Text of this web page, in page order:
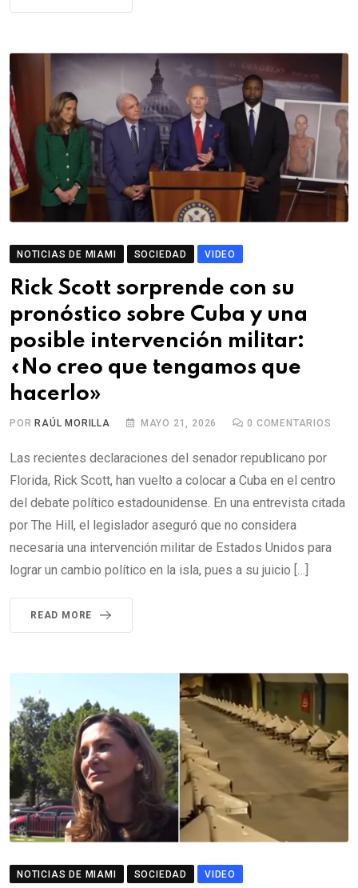
NOTICIAS DE MIAMI SOCIEDAD VIDEO
Rick Scott sorprende con su
pronóstico sobre Cuba y una
posible intervención militar:
«No creo que tengamos que
hacerlo»
POR RAÚL MORILLA MAYO 21, 2026 0 COMENTARIOS
Las recientes declaraciones del senador republicano por
Florida, Rick Scott, han vuelto a colocar a Cuba en el centro
del debate político estadounidense. En una entrevista citada
por The Hill, el legislador aseguró que no considera
necesaria una intervención militar de Estados Unidos para
lograr un cambio político en la isla, pues a su juicio […]
READ MORE
NOTICIAS DE MIAMI SOCIEDAD VIDEO